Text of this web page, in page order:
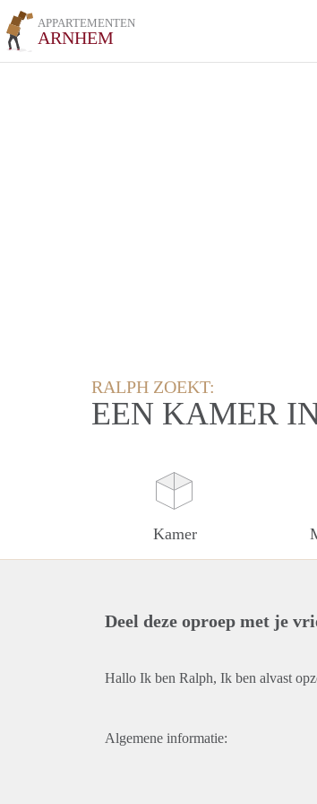
APPARTEMENTEN
ARNHEM
RALPH ZOEKT:
EEN KAMER
Kamer
Deel deze oproep met je
Hallo Ik ben Ralph, Ik ben alvast
Algemene informatie: